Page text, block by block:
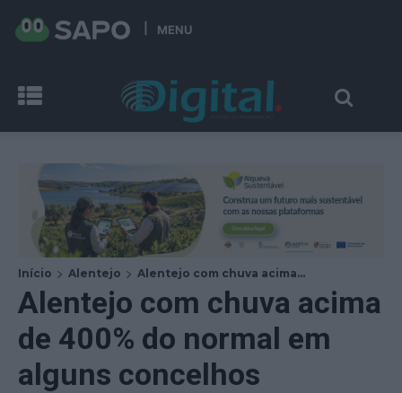
MENU
Início Alentejo Alentejo com chuva acima...
Alentejo com chuva acima
de 400% do normal em
alguns concelhos